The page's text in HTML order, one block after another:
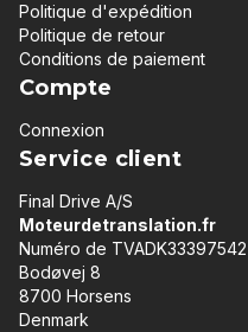
Politique d'expédition
Politique de retour
Conditions de paiement
Compte
Connexion
Service client
Final Drive A/S
Moteurdetranslation.fr
Numéro de TVADK33397542
Bodøvej 8
8700 Horsens
Denmark